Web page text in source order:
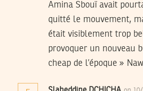
Amina Sbouï avait
quitté le mouvement,
était visiblement trop
provoquer un nouveau
cheap de l’époque »